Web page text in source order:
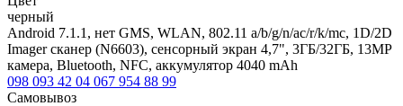
черный
Android 7.1.1, нет GMS, WLAN, 802.11 a/b/g/n/ac/r/k/mc, 1D/2D
Imager сканер (N6603), сенсорный экран 4,7", 3ГБ/32ГБ, 13MP
камера, Bluetooth, NFC, аккумулятор 4040 mAh
098 093 42 04 067 954 88 99
Самовывоз